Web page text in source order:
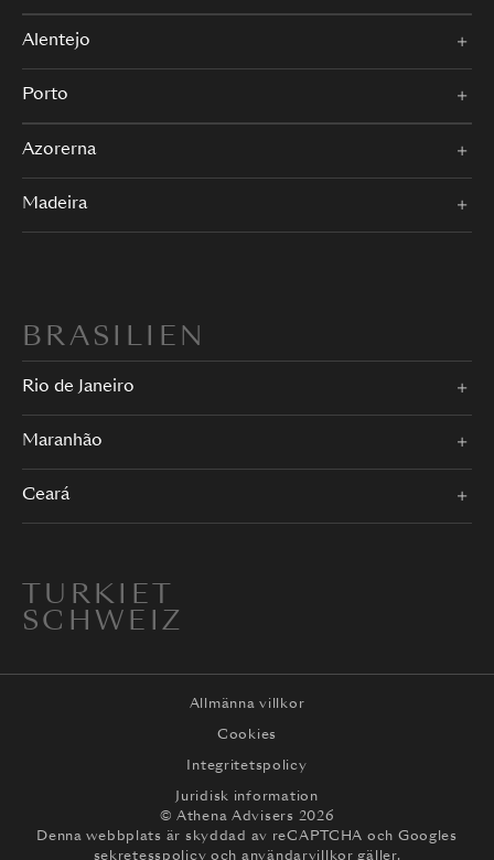
Alentejo
Porto
Azorerna
Madeira
BRASILIEN
Rio de Janeiro
Maranhão
Ceará
TURKIET
SCHWEIZ
Allmänna villkor
Cookies
Integritetspolicy
Juridisk information
© Athena Advisers 2026
Denna webbplats är skyddad av reCAPTCHA och Googles
sekretesspolicy och användarvillkor gäller.